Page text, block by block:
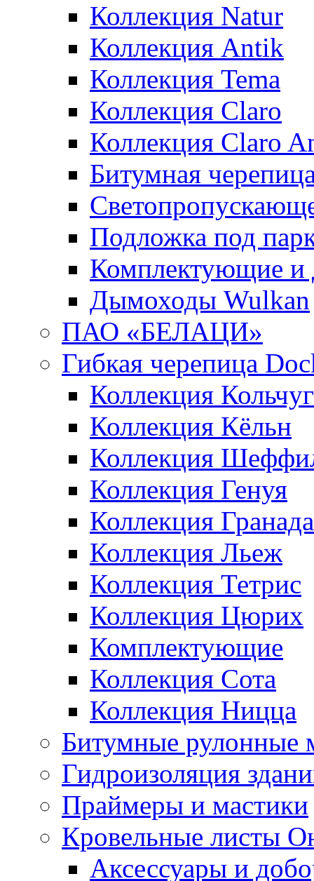
Коллекция Natur
Коллекция Antik
Коллекция Tema
Коллекция Claro
Коллекция Claro
Битумная
Подложка под
Комплектующие и
Дымоходы Wulkan
ПАО «БЕЛАЦИ»
Гибкая черепица
Коллекция
Коллекция Кёльн
Коллекция
Коллекция Генуя
Коллекция Гранада
Коллекция Льеж
Коллекция Тетрис
Коллекция Цюрих
Комплектующие
Коллекция Сота
Коллекция Ницца
Битумные рулонные
Гидроизоляция
Праймеры и мастики
Кровельные листы
Аксессуары и